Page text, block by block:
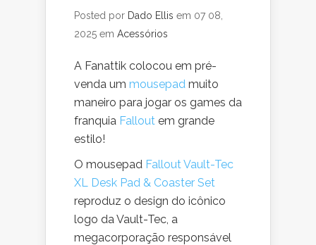
Posted por Dado Ellis em 07 08,
2025 em Acessórios
A Fanattik colocou em pré-
venda um mousepad muito
maneiro para jogar os games da
franquia Fallout em grande
estilo!
O mousepad Fallout Vault-Tec
XL Desk Pad & Coaster Set
reproduz o design do icônico
logo da Vault-Tec, a
megacorporação responsável